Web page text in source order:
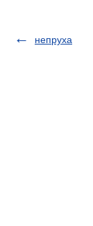
непруха